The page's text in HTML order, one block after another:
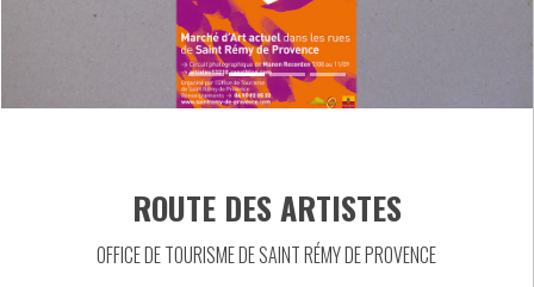
ROUTE DES ARTISTES
OFFICE DE TOURISME DE SAINT RÉMY DE PROVENCE